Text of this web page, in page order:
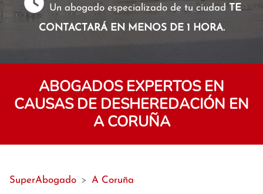
Un abogado especializado de tu ciudad TE
CONTACTARÁ EN MENOS DE 1 HORA.
ABOGADOS EXPERTOS EN
CAUSAS DE DESHEREDACIÓN EN
A CORUÑA
SuperAbogado > A Coruña